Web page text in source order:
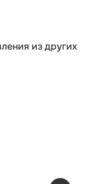
из других